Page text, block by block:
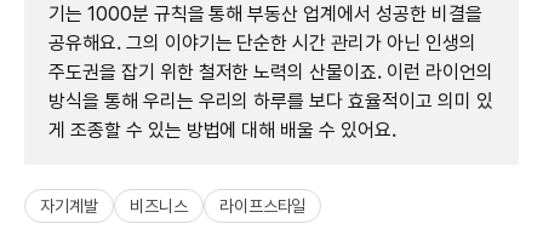
기는 1000분 규칙을 통해 부동산 업계에서 성공한 비결을
공유해요. 그의 이야기는 단순한 시간 관리가 아닌 인생의
주도권을 잡기 위한 철저한 노력의 산물이죠. 이런 라이언의
방식을 통해 우리는 우리의 하루를 보다 효율적이고 의미 있
게 조종할 수 있는 방법에 대해 배울 수 있어요.
자기계발 비즈니스 라이프스타일